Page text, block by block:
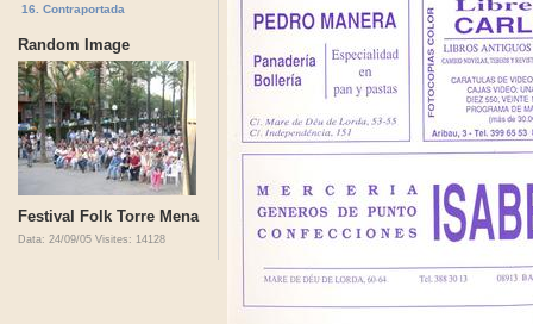
16. Contraportada
Random Image
Festival Folk Torre Mena
Data: 24/09/05 Visites: 14128